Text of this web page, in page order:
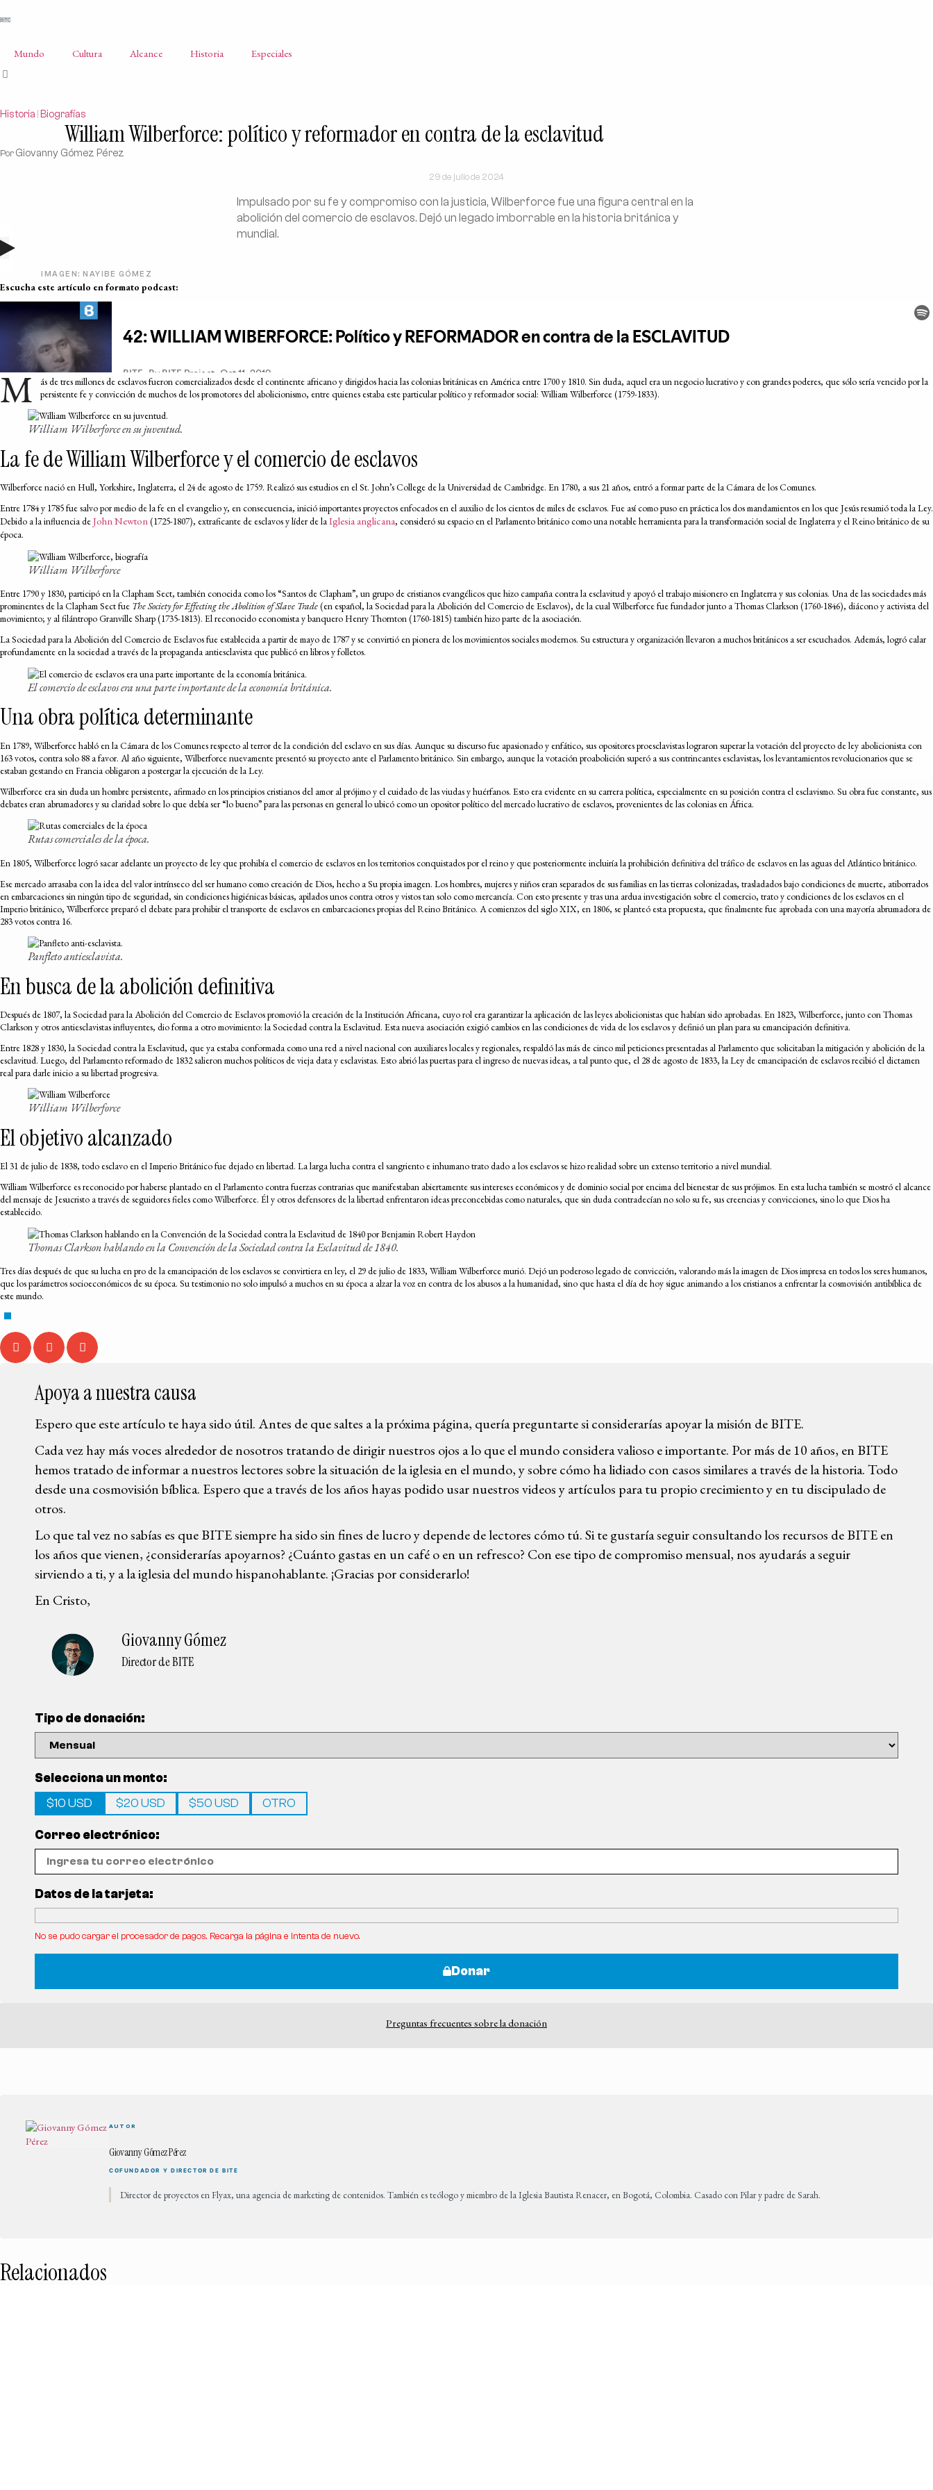
Mundo Cultura Alcance Historia Especiales
Historia Biografías
William Wilberforce: político y reformador en contra de la esclavitud
Por Giovanny Gómez Pérez
29 de julio de 2024
Impulsado por su fe y compromiso con la justicia, Wilberforce fue una figura central en la
abolición del comercio de esclavos. Dejó un legado imborrable en la historia británica y
mundial.
IMAGEN: NAYIBE GÓMEZ
Escucha este artículo en formato podcast:
M
ás de tres millones de esclavos fueron comercializados desde el continente africano y dirigidos hacia las colonias británicas en América entre 1700 y 1810. Sin duda, aquel era un negocio lucrativo y con grandes poderes, que sólo sería vencido por la
persistente fe y convicción de muchos de los promotores del abolicionismo, entre quienes estaba este particular político y reformador social: William Wilberforce (1759-1833).
William Wilberforce en su juventud.
La fe de William Wilberforce y el comercio de esclavos
Wilberforce nació en Hull, Yorkshire, Inglaterra, el 24 de agosto de 1759. Realizó sus estudios en el St. John’s College de la Universidad de Cambridge. En 1780, a sus 21 años, entró a formar parte de la Cámara de los Comunes.
Entre 1784 y 1785 fue salvo por medio de la fe en el evangelio y, en consecuencia, inició importantes proyectos enfocados en el auxilio de los cientos de miles de esclavos. Fue así como puso en práctica los dos mandamientos en los que Jesús resumió toda la Ley.
Debido a la influencia deJohn Newton(1725-1807), extraficante de esclavos y líder de laIglesia anglicana, consideró su espacio en el Parlamento británico como una notable herramienta para la transformación social de Inglaterra y el Reino británico de su
época.
William Wilberforce
Entre 1790 y 1830, participó en la Clapham Sect, también conocida como los “Santos de Clapham”, un grupo de cristianos evangélicos que hizo campaña contra la esclavitud y apoyó el trabajo misionero en Inglaterra y sus colonias. Una de las sociedades más
prominentes de la Clapham Sect fue The Society for Effecting the Abolition of Slave Trade(en español, la Sociedad para la Abolición del Comercio de Esclavos), de la cual Wilberforce fue fundador junto a Thomas Clarkson (1760-1846), diácono y activista del
movimiento; y al filántropo Granville Sharp (1735-1813). El reconocido economista y banquero Henry Thornton (1760-1815) también hizo parte de la asociación.
La Sociedad para la Abolición del Comercio de Esclavos fue establecida a partir de mayo de 1787 y se convirtió en pionera de los movimientos sociales modernos. Su estructura y organización llevaron a muchos británicos a ser escuchados. Además, logró calar
profundamente en la sociedad a través de la propaganda antiesclavista que publicó en libros y folletos.
El comercio de esclavos era una parte importante de la economía británica.
Una obra política determinante
En 1789, Wilberforce habló en la Cámara de los Comunes respecto al terror de la condición del esclavo en sus días. Aunque su discurso fue apasionado y enfático, sus opositores proesclavistas lograron superar la votación del proyecto de ley abolicionista con
163 votos, contra solo 88 a favor. Al año siguiente, Wilberforce nuevamente presentó su proyecto ante el Parlamento británico. Sin embargo, aunque la votación proabolición superó a sus contrincantes esclavistas, los levantamientos revolucionarios que se
estaban gestando en Francia obligaron a postergar la ejecución de la Ley.
Wilberforce era sin duda un hombre persistente, afirmado en los principios cristianos del amor al prójimo y el cuidado de las viudas y huérfanos. Esto era evidente en su carrera política, especialmente en su posición contra el esclavismo. Su obra fue constante, sus
debates eran abrumadores y su claridad sobre lo que debía ser “lo bueno” para las personas en general lo ubicó como un opositor político del mercado lucrativo de esclavos, provenientes de las colonias en África.
Rutas comerciales de la época.
En 1805, Wilberforce logró sacar adelante un proyecto de ley que prohibía el comercio de esclavos en los territorios conquistados por el reino y que posteriormente incluiría la prohibición definitiva del tráfico de esclavos en las aguas del Atlántico británico.
Ese mercado arrasaba con la idea del valor intrínseco del ser humano como creación de Dios, hecho a Su propia imagen. Los hombres, mujeres y niños eran separados de sus familias en las tierras colonizadas, trasladados bajo condiciones de muerte, atiborrados
en embarcaciones sin ningún tipo de seguridad, sin condiciones higiénicas básicas, apilados unos contra otros y vistos tan solo como mercancía. Con esto presente y tras una ardua investigación sobre el comercio, trato y condiciones de los esclavos en el
Imperio británico, Wilberforce preparó el debate para prohibir el transporte de esclavos en embarcaciones propias del Reino Británico. A comienzos del siglo XIX, en 1806, se planteó esta propuesta, que finalmente fue aprobada con una mayoría abrumadora de
283 votos contra 16.
Panfleto antiesclavista.
En busca de la abolición definitiva
Después de 1807, la Sociedad para la Abolición del Comercio de Esclavos promovió la creación de la Institución Africana, cuyo rol era garantizar la aplicación de las leyes abolicionistas que habían sido aprobadas. En 1823, Wilberforce, junto con Thomas
Clarkson y otros antiesclavistas influyentes, dio forma a otro movimiento: la Sociedad contra la Esclavitud. Esta nueva asociación exigió cambios en las condiciones de vida de los esclavos y definió un plan para su emancipación definitiva.
Entre 1828 y 1830, la Sociedad contra la Esclavitud, que ya estaba conformada como una red a nivel nacional con auxiliares locales y regionales, respaldó las más de cinco mil peticiones presentadas al Parlamento que solicitaban la mitigación y abolición de la
esclavitud. Luego, del Parlamento reformado de 1832 salieron muchos políticos de vieja data y esclavistas. Esto abrió las puertas para el ingreso de nuevas ideas, a tal punto que, el 28 de agosto de 1833, la Ley de emancipación de esclavos recibió el dictamen
real para darle inicio a su libertad progresiva.
William Wilberforce
El objetivo alcanzado
El 31 de julio de 1838, todo esclavo en el Imperio Británico fue dejado en libertad. La larga lucha contra el sangriento e inhumano trato dado a los esclavos se hizo realidad sobre un extenso territorio a nivel mundial.
William Wilberforce es reconocido por haberse plantado en el Parlamento contra fuerzas contrarias que manifestaban abiertamente sus intereses económicos y de dominio social por encima del bienestar de sus prójimos. En esta lucha también se mostró el alcance
del mensaje de Jesucristo a través de seguidores fieles como Wilberforce. Él y otros defensores de la libertad enfrentaron ideas preconcebidas como naturales, que sin duda contradecían no solo su fe, sus creencias y convicciones, sino lo que Dios ha
establecido.
Thomas Clarkson hablando en la Convención de la Sociedad contra la Esclavitud de 1840.
Tres días después de que su lucha en pro de la emancipación de los esclavos se convirtiera en ley, el 29 de julio de 1833, William Wilberforce murió. Dejó un poderoso legado de convicción, valorando más la imagen de Dios impresa en todos los seres humanos,
que los parámetros socioeconómicos de su época. Su testimonio no solo impulsó a muchos en su época a alzar la voz en contra de los abusos a la humanidad, sino que hasta el día de hoy sigue animando a los cristianos a enfrentar la cosmovisión antibíblica de
este mundo.
Apoya a nuestra causa
Espero que este artículo te haya sido útil. Antes de que saltes a la próxima página, quería preguntarte si considerarías apoyar la misión de BITE.
Cada vez hay más voces alrededor de nosotros tratando de dirigir nuestros ojos a lo que el mundo considera valioso e importante. Por más de 10 años, en BITE
hemos tratado de informar a nuestros lectores sobre la situación de la iglesia en el mundo, y sobre cómo ha lidiado con casos similares a través de la historia. Todo
desde una cosmovisión bíblica. Espero que a través de los años hayas podido usar nuestros videos y artículos para tu propio crecimiento y en tu discipulado de
otros.
Lo que tal vez no sabías es que BITE siempre ha sido sin fines de lucro y depende de lectores cómo tú. Si te gustaría seguir consultando los recursos de BITE en
los años que vienen, ¿considerarías apoyarnos? ¿Cuánto gastas en un café o en un refresco? Con ese tipo de compromiso mensual, nos ayudarás a seguir
sirviendo a ti, y a la iglesia del mundo hispanohablante. ¡Gracias por considerarlo!
En Cristo,
Giovanny Gómez
Director de BITE
Tipo de donación:
Selecciona un monto:
$10 USD
$20 USD $50 USD OTRO
Correo electrónico:
Datos de la tarjeta:
No se pudo cargar el procesador de pagos. Recarga la página e intenta de nuevo.
Donar
Preguntas frecuentes sobre la donación
AUTOR
Giovanny Gómez Pérez
COFUNDADOR Y DIRECTOR DE BITE
Director de proyectos en Flyax, una agencia de marketing de contenidos. También es teólogo y miembro de la Iglesia Bautista Renacer, en Bogotá, Colombia. Casado con Pilar y padre de Sarah.
Relacionados